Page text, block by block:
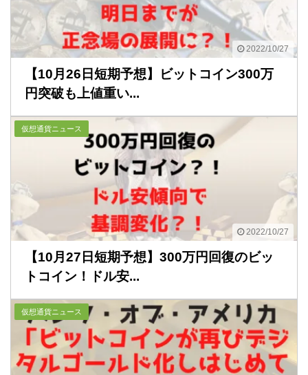
2022/10/27
【10月26日短期予想】ビットコイン300万
円突破も上値重い...
2022/10/27
仮想通貨ニュース
【10月27日短期予想】300万円回復のビッ
トコイン！ドル安...
仮想通貨ニュース